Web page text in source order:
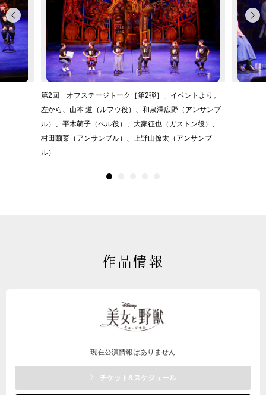
第2回「オフステージトーク［第2弾］」イベントより。
左から、山本 道（ルフウ役）、和泉澤広野（アンサンブ
ル）、平木萌子（ベル役）、大家征也（ガストン役）、
村田繭菜（アンサンブル）、上野山僚太（アンサンブ
ル）
作品情報
現在公演情報はありません
チケット&スケジュール